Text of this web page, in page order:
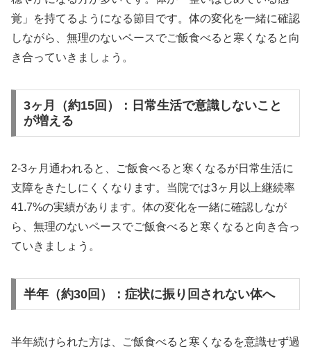
覚」を持てるようになる節目です。体の変化を一緒に確認
しながら、無理のないペースでご飯食べると寒くなると向
き合っていきましょう。
3ヶ月（約15回）：日常生活で意識しないこと
が増える
2-3ヶ月通われると、ご飯食べると寒くなるが日常生活に
支障をきたしにくくなります。当院では3ヶ月以上継続率
41.7%の実績があります。体の変化を一緒に確認しなが
ら、無理のないペースでご飯食べると寒くなると向き合っ
ていきましょう。
半年（約30回）：症状に振り回されない体へ
半年続けられた方は、ご飯食べると寒くなるを意識せず過